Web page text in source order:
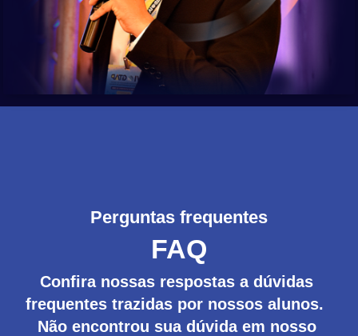
Perguntas frequentes
FAQ
Confira nossas respostas a dúvidas
frequentes trazidas por nossos alunos.
Não encontrou sua dúvida em nosso